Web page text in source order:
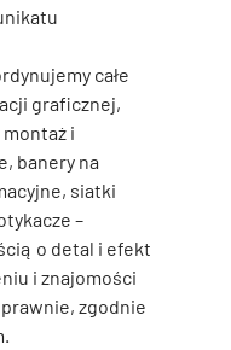
całe
graficznej,
i
banery na
siatki
–
o detal i efekt
i znajomości
zgodnie